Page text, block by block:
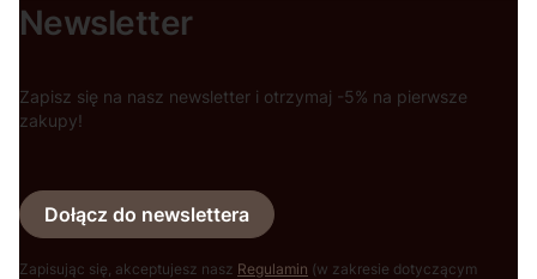
Newsletter
Zapisz się na nasz newsletter i otrzymaj -5% na pierwsze
zakupy!
Dołącz do newslettera
Zapisując się, akceptujesz nasz Regulamin (w zakresie dotyczącym